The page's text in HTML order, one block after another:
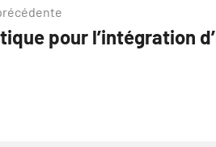
pour l’intégration